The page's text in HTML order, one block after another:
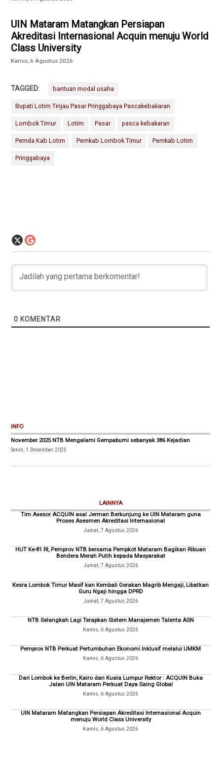
UIN Mataram Matangkan Persiapan
Akreditasi Internasional Acquin menuju World
Class University
Kamis, 6 Agustus 2026
TAGGED: bantuan modal usaha
Bupati Lotim Tinjau Pasar Pringgabaya Pascakebakaran
Lombok Timur Lotim Pasar pasca kebakaran
Pemda Kab Lotim Pemkab Lombok Timur Pemkab Lotim
Pringgabaya
0 KOMENTAR
INFO
November 2025 NTB Mengalami Gempabumi sebanyak 386 Kejadian
Senin, 1 Desember 2025
LAINNYA
Tim Asesor ACQUIN asal Jerman Berkunjung ke UIN Mataram guna
Proses Asesmen Akreditasi Internasional
Jumat, 7 Agustus 2026
HUT Ke-81 RI, Pemprov NTB bersama Pempkot Mataram Bagikan Ribuan
Bendera Merah Putih kepada Masyarakat
Jumat, 7 Agustus 2026
Kesra Lombok Timur Masif kan Kembali Gerakan Magrib Mengaji, Libatkan
Guru Ngaji hingga DPRD
Jumat, 7 Agustus 2026
NTB Selangkah Lagi Terapkan Sistem Manajemen Talenta ASN
Kamis, 6 Agustus 2026
Pemprov NTB Perkuat Pertumbuhan Ekonomi Inklusif melalui UMKM
Kamis, 6 Agustus 2026
Dari Lombok ke Berlin, Kairo dan Kuala Lumpur Rektor : ACQUIN Buka
Jalan UIN Mataram Perkuat Daya Saing Global
Kamis, 6 Agustus 2026
UIN Mataram Matangkan Persiapan Akreditasi Internasional Acquin
menuju World Class University
Kamis, 6 Agustus 2026